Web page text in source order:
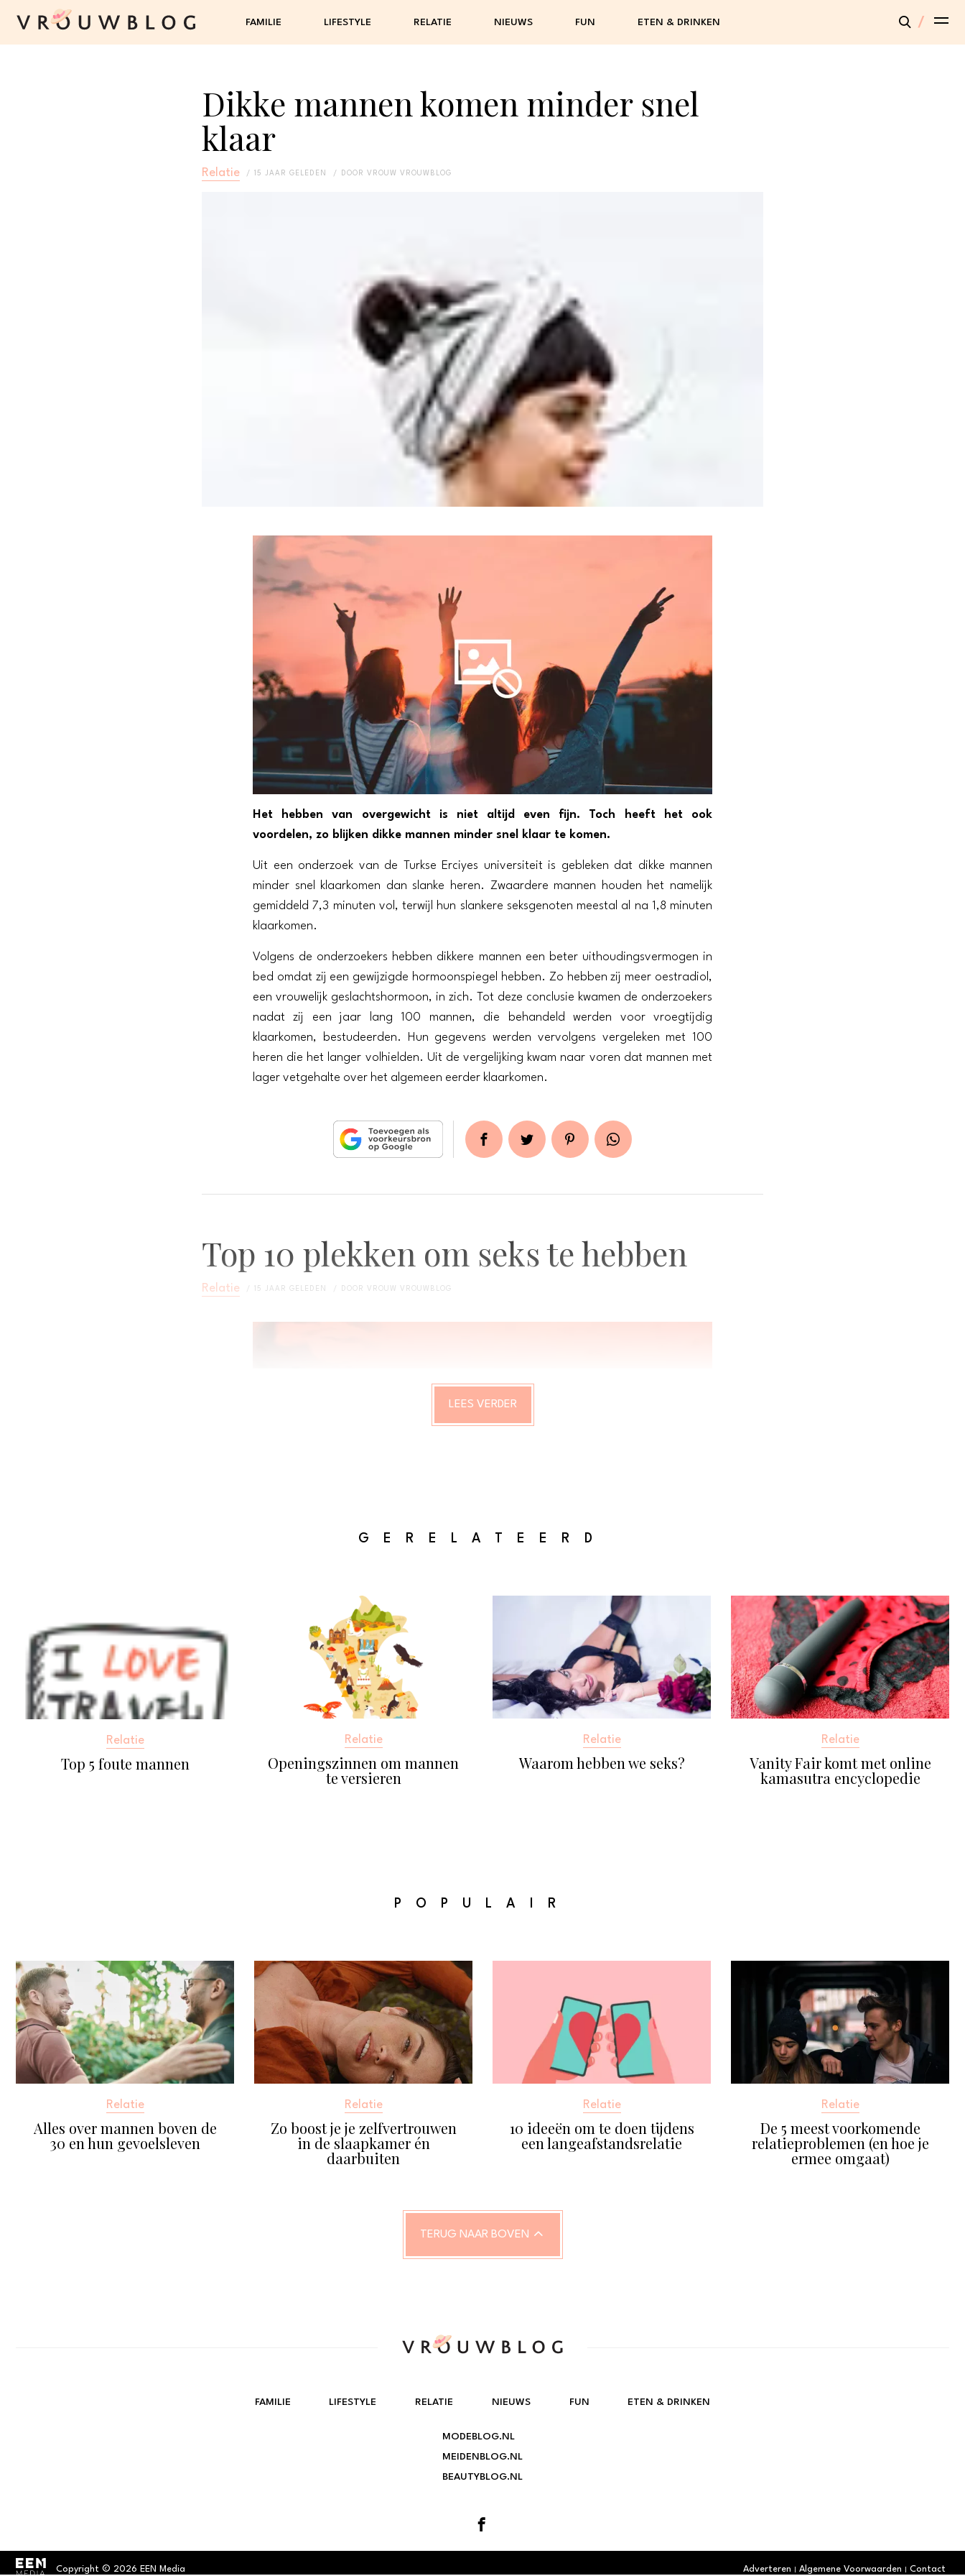
FAMILIE LIFESTYLE RELATIE NIEUWS FUN ETEN & DRINKEN
Dikke mannen komen minder snel
klaar
Relatie 15 JAAR GELEDEN DOOR VROUW VROUWBLOG
Het hebben van overgewicht is niet altijd even fijn. Toch heeft het ook
voordelen, zo blijken dikke mannen minder snel klaar te komen.
Uit een onderzoek van de Turkse Erciyes universiteit is gebleken dat dikke mannen
minder snel klaarkomen dan slanke heren. Zwaardere mannen houden het namelijk
gemiddeld 7,3 minuten vol, terwijl hun slankere seksgenoten meestal al na 1,8 minuten
klaarkomen.
Volgens de onderzoekers hebben dikkere mannen een beter uithoudingsvermogen in
bed omdat zij een gewijzigde hormoonspiegel hebben. Zo hebben zij meer oestradiol,
een vrouwelijk geslachtshormoon, in zich. Tot deze conclusie kwamen de onderzoekers
nadat zij een jaar lang 100 mannen, die behandeld werden voor vroegtijdig
klaarkomen, bestudeerden. Hun gegevens werden vervolgens vergeleken met 100
heren die het langer volhielden. Uit de vergelijking kwam naar voren dat mannen met
lager vetgehalte over het algemeen eerder klaarkomen.
Top 10 plekken om seks te hebben
Relatie 15 JAAR GELEDEN DOOR VROUW VROUWBLOG
LEES VERDER
GERELATEERD
Relatie
Top 5 foute mannen
Relatie
Openingszinnen om mannen
te versieren
Relatie
Waarom hebben we seks?
Relatie
Vanity Fair komt met online
kamasutra encyclopedie
POPULAIR
Relatie
Alles over mannen boven de
30 en hun gevoelsleven
Relatie
Zo boost je je zelfvertrouwen
in de slaapkamer én
daarbuiten
Relatie
10 ideeën om te doen tijdens
een langeafstandsrelatie
Relatie
De 5 meest voorkomende
relatieproblemen (en hoe je
ermee omgaat)
TERUG NAAR BOVEN
FAMILIE LIFESTYLE RELATIE NIEUWS FUN ETEN & DRINKEN
MODEBLOG.NL
MEIDENBLOG.NL
BEAUTYBLOG.NL
Copyright © 2026 EEN Media Adverteren Algemene Voorwaarden Contact